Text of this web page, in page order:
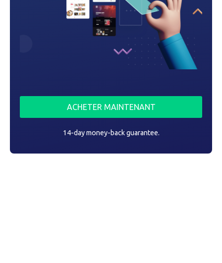
ACHETER MAINTENANT
14-day money-back guarantee.